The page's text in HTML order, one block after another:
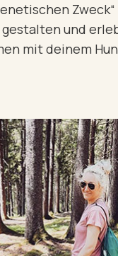
und
mit deinem